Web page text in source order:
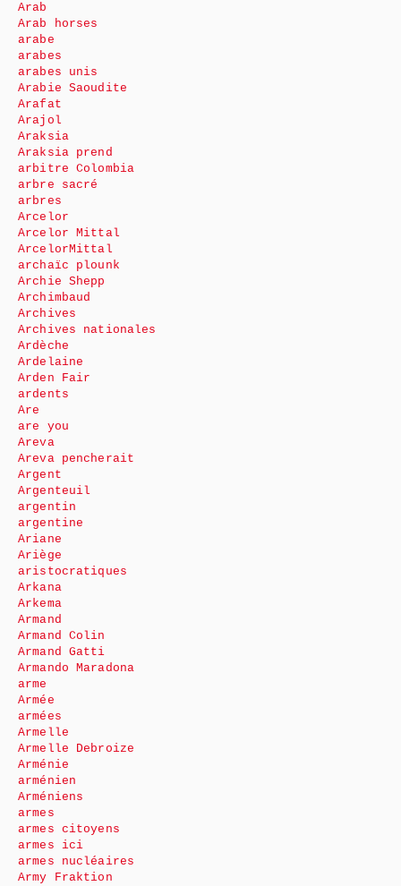
Arab
Arab horses
arabe
arabes
arabes unis
Arabie Saoudite
Arafat
Arajol
Araksia
Araksia prend
arbitre Colombia
arbre sacré
arbres
Arcelor
Arcelor Mittal
ArcelorMittal
archaïc plounk
Archie Shepp
Archimbaud
Archives
Archives nationales
Ardèche
Ardelaine
Arden Fair
ardents
Are
are you
Areva
Areva pencherait
Argent
Argenteuil
argentin
argentine
Ariane
Ariège
aristocratiques
Arkana
Arkema
Armand
Armand Colin
Armand Gatti
Armando Maradona
arme
Armée
armées
Armelle
Armelle Debroize
Arménie
arménien
Arméniens
armes
armes citoyens
armes ici
armes nucléaires
Army Fraktion